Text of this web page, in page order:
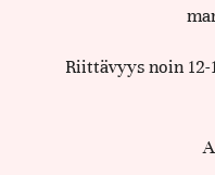
Riittävyys noin